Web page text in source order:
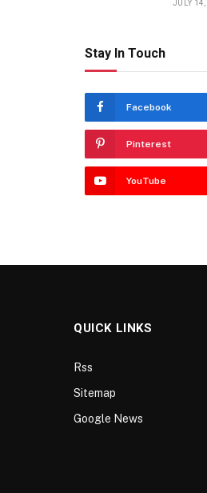
JULY
Stay In Touch
Facebook
Pinterest
YouTube
QUICK LINKS
Rss
Sitemap
Google News